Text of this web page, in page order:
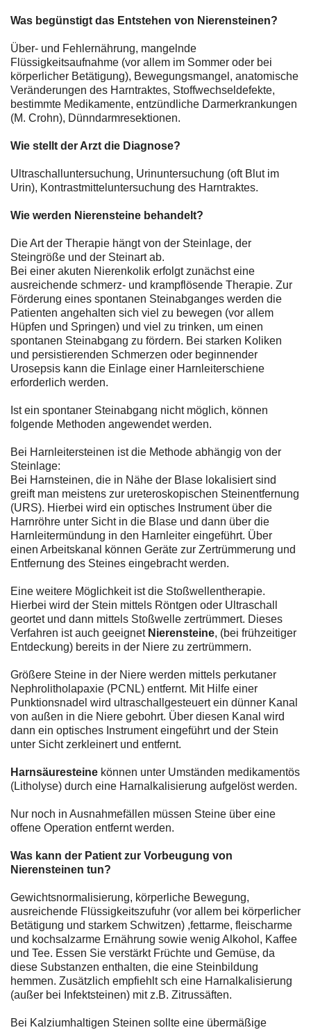
Was begünstigt das Entstehen von Nierensteinen?
Über- und Fehlernährung, mangelnde
Flüssigkeitsaufnahme (vor allem im Sommer oder bei
körperlicher Betätigung), Bewegungsmangel, anatomische
Veränderungen des Harntraktes, Stoffwechseldefekte,
bestimmte Medikamente, entzündliche Darmerkrankungen
(M. Crohn), Dünndarmresektionen.
Wie stellt der Arzt die Diagnose?
Ultraschalluntersuchung, Urinuntersuchung (oft Blut im
Urin), Kontrastmitteluntersuchung des Harntraktes.
Wie werden Nierensteine behandelt?
Die Art der Therapie hängt von der Steinlage, der
Steingröße und der Steinart ab.
Bei einer akuten Nierenkolik erfolgt zunächst eine
ausreichende schmerz- und krampflösende Therapie. Zur
Förderung eines spontanen Steinabganges werden die
Patienten angehalten sich viel zu bewegen (vor allem
Hüpfen und Springen) und viel zu trinken, um einen
spontanen Steinabgang zu fördern. Bei starken Koliken
und persistierenden Schmerzen oder beginnender
Urosepsis kann die Einlage einer Harnleiterschiene
erforderlich werden.
Ist ein spontaner Steinabgang nicht möglich, können
folgende Methoden angewendet werden.
Bei Harnleitersteinen ist die Methode abhängig von der
Steinlage:
Bei Harnsteinen, die in Nähe der Blase lokalisiert sind
greift man meistens zur ureteroskopischen Steinentfernung
(URS). Hierbei wird ein optisches Instrument über die
Harnröhre unter Sicht in die Blase und dann über die
Harnleitermündung in den Harnleiter eingeführt. Über
einen Arbeitskanal können Geräte zur Zertrümmerung und
Entfernung des Steines eingebracht werden.
Eine weitere Möglichkeit ist die Stoßwellentherapie.
Hierbei wird der Stein mittels Röntgen oder Ultraschall
geortet und dann mittels Stoßwelle zertrümmert. Dieses
Verfahren ist auch geeignet Nierensteine, (bei frühzeitiger
Entdeckung) bereits in der Niere zu zertrümmern.
Größere Steine in der Niere werden mittels perkutaner
Nephrolitholapaxie (PCNL) entfernt. Mit Hilfe einer
Punktionsnadel wird ultraschallgesteuert ein dünner Kanal
von außen in die Niere gebohrt. Über diesen Kanal wird
dann ein optisches Instrument eingeführt und der Stein
unter Sicht zerkleinert und entfernt.
Harnsäuresteine können unter Umständen medikamentös
(Litholyse) durch eine Harnalkalisierung aufgelöst werden.
Nur noch in Ausnahmefällen müssen Steine über eine
offene Operation entfernt werden.
Was kann der Patient zur Vorbeugung von
Nierensteinen tun?
Gewichtsnormalisierung, körperliche Bewegung,
ausreichende Flüssigkeitszufuhr (vor allem bei körperlicher
Betätigung und starkem Schwitzen) ,fettarme, fleischarme
und kochsalzarme Ernährung sowie wenig Alkohol, Kaffee
und Tee. Essen Sie verstärkt Früchte und Gemüse, da
diese Substanzen enthalten, die eine Steinbildung
hemmen. Zusätzlich empfiehlt sch eine Harnalkalisierung
(außer bei Infektsteinen) mit z.B. Zitrussäften.
Bei Kalziumhaltigen Steinen sollte eine übermäßige